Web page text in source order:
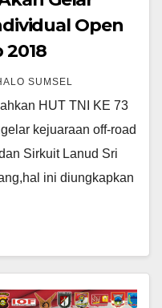
Open
2018
SUMSEL
HUT TNI KE 73
kejuaraan off-road
Sirkuit Lanud Sri
ini diungkapkan